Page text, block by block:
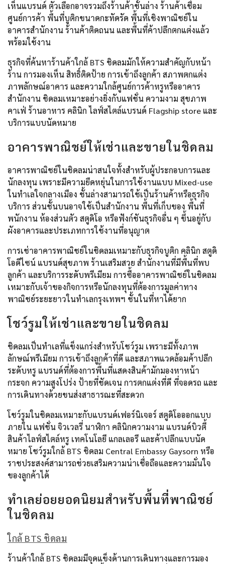
เห็นแบรนด์ ตัวเลือกอาจรวมถึงร้านค้าชั้นล่าง ร้านค้าเชื่อม
ศูนย์การค้า พื้นที่บูติกขนาดกะทัดรัด พื้นที่เชิงพาณิชย์ใน
อาคารสำนักงาน ร้านค้าติดถนน และพื้นที่ค้าปลีกตกแต่งแล้ว
พร้อมใช้งาน
ธุรกิจที่ค้นหาร้านค้าใกล้ BTS ชิดลมมักให้ความสำคัญกับหน้า
ร้าน การมองเห็น สิทธิ์ติดป้าย การเข้าถึงลูกค้า สภาพตกแต่ง
ภาพลักษณ์อาคาร และความใกล้ศูนย์การค้าหรูหรืออาคาร
สำนักงาน ชิดลมเหมาะอย่างยิ่งกับแฟชั่น ความงาม สุขภาพ
คาเฟ่ ร้านอาหาร คลินิก ไลฟ์สไตล์แบรนด์ Flagship store และ
บริการแบบนัดหมาย
อาคารพาณิชย์ให้เช่าและขายในชิดลม
อาคารพาณิชย์ในชิดลมน่าสนใจทั้งสำหรับผู้ประกอบการและ
นักลงทุน เพราะมีความยืดหยุ่นในการใช้งานแบบ Mixed-use
ในทำเลใจกลางเมือง ชั้นล่างสามารถใช้เป็นร้านค้าหรือธุรกิจ
บริการ ส่วนชั้นบนอาจใช้เป็นสำนักงาน พื้นที่เก็บของ พื้นที่
พนักงาน ห้องส่วนตัว สตูดิโอ หรือฟังก์ชันธุรกิจอื่น ๆ ขึ้นอยู่กับ
ผังอาคารและประเภทการใช้งานที่อนุญาต
การเช่าอาคารพาณิชย์ในชิดลมเหมาะกับธุรกิจบูติก คลินิก สตูดิ
โอดีไซน์ แบรนด์สุขภาพ ร้านเสริมสวย สำนักงานที่มีพื้นที่พบ
ลูกค้า และบริการระดับพรีเมียม การซื้ออาคารพาณิชย์ในชิดลม
เหมาะกับเจ้าของกิจการหรือนักลงทุนที่ต้องการมูลค่าทาง
พาณิชย์ระยะยาวในทำเลกรุงเทพฯ ชั้นในที่หาได้ยาก
โชว์รูมให้เช่าและขายในชิดลม
ชิดลมเป็นทำเลที่แข็งแกร่งสำหรับโชว์รูม เพราะมีทั้งภาพ
ลักษณ์พรีเมียม การเข้าถึงลูกค้าที่ดี และสภาพแวดล้อมค้าปลีก
ระดับหรู แบรนด์ที่ต้องการพื้นที่แสดงสินค้ามักมองหาหน้า
กระจก ความสูงโปร่ง ป้ายที่ชัดเจน การตกแต่งที่ดี ที่จอดรถ และ
การเดินทางด้วยขนส่งสาธารณะที่สะดวก
โชว์รูมในชิดลมเหมาะกับแบรนด์เฟอร์นิเจอร์ สตูดิโอออกแบบ
ภายใน แฟชั่น จิวเวลรี่ นาฬิกา คลินิกความงาม แบรนด์บิวตี้
สินค้าไลฟ์สไตล์หรู เทคโนโลยี แกลเลอรี และค้าปลีกแบบนัด
หมาย โชว์รูมใกล้ BTS ชิดลม Central Embassy Gaysorn หรือ
ราชประสงค์สามารถช่วยเสริมความน่าเชื่อถือและความมั่นใจ
ของลูกค้าได้
ทำเลย่อยยอดนิยมสำหรับพื้นที่พาณิชย์
ในชิดลม
ใกล้ BTS ชิดลม
ร้านค้าใกล้ BTS ชิดลมมีจุดแข็งด้านการเดินทางและการมอง